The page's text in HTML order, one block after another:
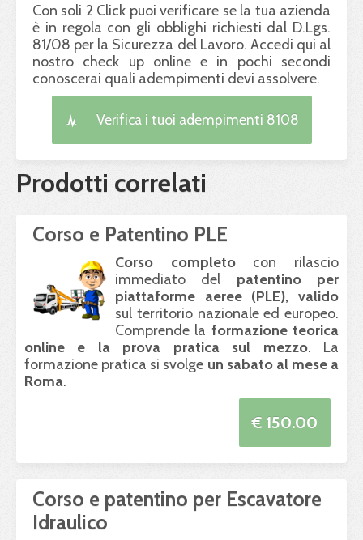
Con soli 2 Click puoi verificare se la tua azienda
è in regola con gli obblighi richiesti dal D.Lgs.
81/08 per la Sicurezza del Lavoro. Accedi qui al
nostro check up online e in pochi secondi
conoscerai quali adempimenti devi assolvere.
Verifica i tuoi adempimenti 8108
Prodotti correlati
Corso e Patentino PLE
Corso completocon rilascio
immediato del patentino per
piattaforme aeree (PLE), valido
sul territorio nazionale ed europeo.
Comprende la formazione teorica
online e la prova pratica sul mezzo. La
formazione pratica si svolge un sabato al mese a
Roma.
€ 150.00
Corso e patentino per Escavatore
Idraulico